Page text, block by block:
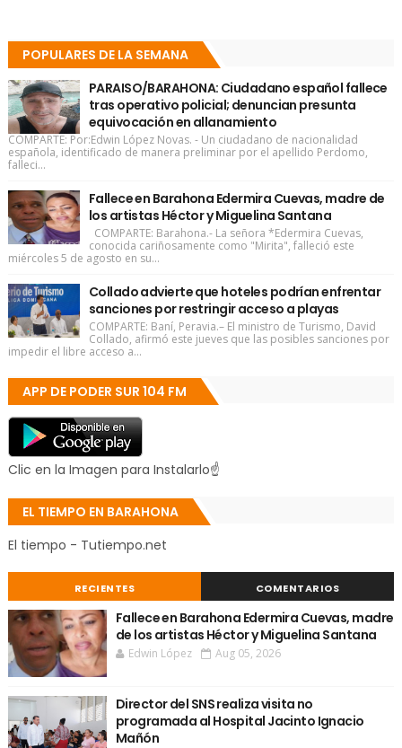
POPULARES DE LA SEMANA
PARAISO/BARAHONA: Ciudadano español fallece
tras operativo policial; denuncian presunta
equivocación en allanamiento
COMPARTE: Por:Edwin López Novas. - Un ciudadano de nacionalidad
española, identificado de manera preliminar por el apellido Perdomo,
falleci...
Fallece en Barahona Edermira Cuevas, madre de
los artistas Héctor y Miguelina Santana
COMPARTE: Barahona.- La señora *Edermira Cuevas,
conocida cariñosamente como "Mirita", falleció este
miércoles 5 de agosto en su...
Collado advierte que hoteles podrían enfrentar
sanciones por restringir acceso a playas
COMPARTE: Baní, Peravia.– El ministro de Turismo, David
Collado, afirmó este jueves que las posibles sanciones por
impedir el libre acceso a...
APP DE PODER SUR 104 FM
Clic en la Imagen para Instalarlo☝
EL TIEMPO EN BARAHONA
El tiempo - Tutiempo.net
RECIENTES COMENTARIOS
Fallece en Barahona Edermira Cuevas, madre
de los artistas Héctor y Miguelina Santana
Edwin López Aug 05, 2026
Director del SNS realiza visita no
programada al Hospital Jacinto Ignacio
Mañón